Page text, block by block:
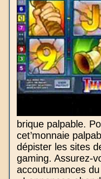
brique palpable.
cet’monnaie
dépister les sites
gaming. Assurez-
accoutumances